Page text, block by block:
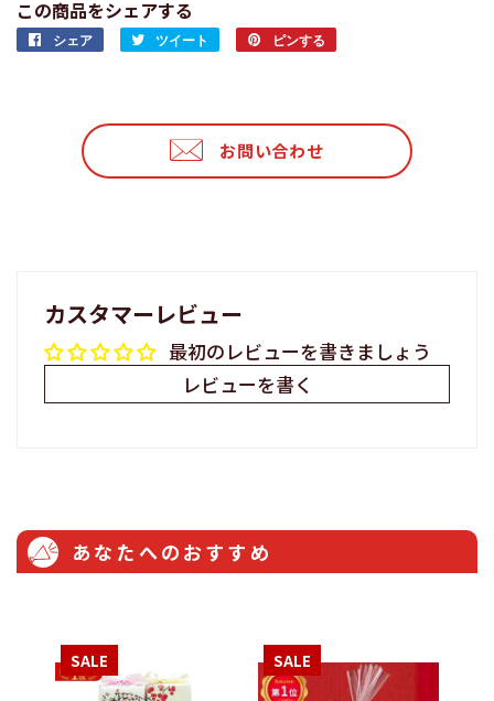
この商品をシェアする
シェア
Facebook
る
ツイート
Twitter
る
ピンする
お問い合わせ
カスタマーレビュー
最初のレビューを書きましょう
レビューを書く
あなたへのおすすめ
SALE SALE